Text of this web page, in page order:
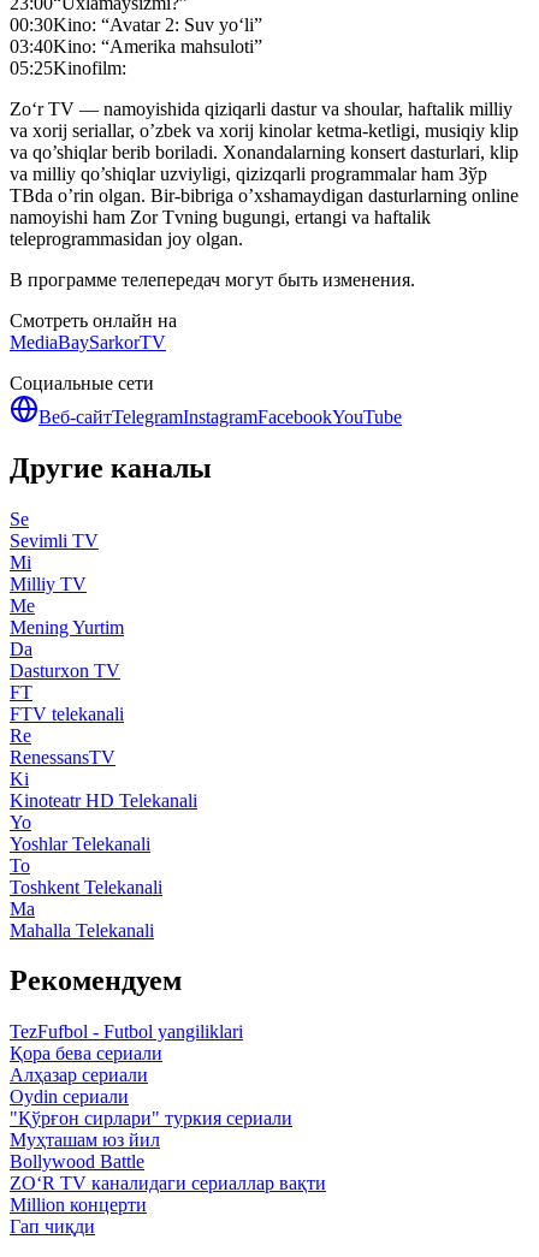
00:30Kino: “Avatar 2: Suv yo‘li”
03:40Kino: “Amerika mahsuloti”
05:25Kinofilm:
Zo‘r TV — namoyishida qiziqarli dastur va shoular, haftalik milliy
va xorij seriallar, o’zbek va xorij kinolar ketma-ketligi, musiqiy klip
va qo’shiqlar berib boriladi. Xonandalarning konsert dasturlari, klip
va milliy qo’shiqlar uzviyligi, qizizqarli programmalar ham Зўр
ТВda o’rin olgan. Bir-bibriga o’xshamaydigan dasturlarning online
namoyishi ham Zor Tvning bugungi, ertangi va haftalik
teleprogrammasidan joy olgan.
В программе телепередач могут быть изменения.
Смотреть онлайн на
MediaBaySarkorTV
Социальные сети
Веб-сайтTelegramInstagramFacebookYouTube
Другие каналы
Se
Sevimli TV
Mi
Milliy TV
Me
Mening Yurtim
Da
Dasturxon TV
FT
FTV telekanali
Re
RenessansTV
Ki
Kinoteatr HD Telekanali
Yo
Yoshlar Telekanali
To
Toshkent Telekanali
Ma
Mahalla Telekanali
Рекомендуем
TezFufbol - Futbol yangiliklari
Қора бева сериали
Алҳазар сериали
Oydin сериали
"Қўрғон сирлари" туркия сериали
Муҳташам юз йил
Bollywood Battle
ZO‘R TV каналидаги сериаллар вақти
Million концерти
Гап чиқди